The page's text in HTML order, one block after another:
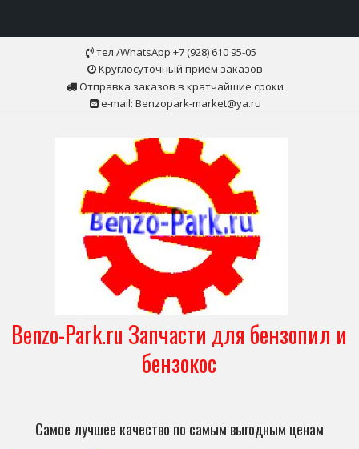
тел./WhatsApp +7 (928) 610 95-05
Круглосуточный прием заказов
Отправка заказов в кратчайшие сроки
e-mail: Benzopark-market@ya.ru
Benzo-Park.ru Запчасти для бензопил и
бензокос
Самое лучшее качество по самым выгодным ценам